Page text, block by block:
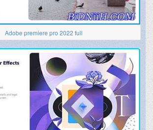
Adobe premiere pro 2022 full